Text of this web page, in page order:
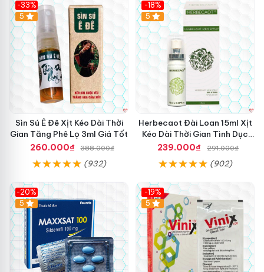
-33%
5
Sìn Sú Ê Đê Xịt Kéo Dài Thời
Gian Tăng Phê Lọ 3ml Giá Tốt
260.000₫
388.000₫
(932)
-18%
5
Herbecaot Đài Loan 15ml Xịt
Kéo Dài Thời Gian Tình Dục
Hiệu Quả
239.000₫ 291.000₫
(902)
-20%
5
-19%
5